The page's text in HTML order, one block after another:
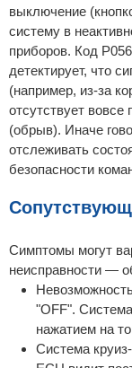
выключение
систему в
приборов. Код
детектирует, что
(например, из-за
отсутствует
(обрыв). Иначе
отслеживать
безопасности
Симптомы могут
неисправности —
"OFF".
нажатием на
Система